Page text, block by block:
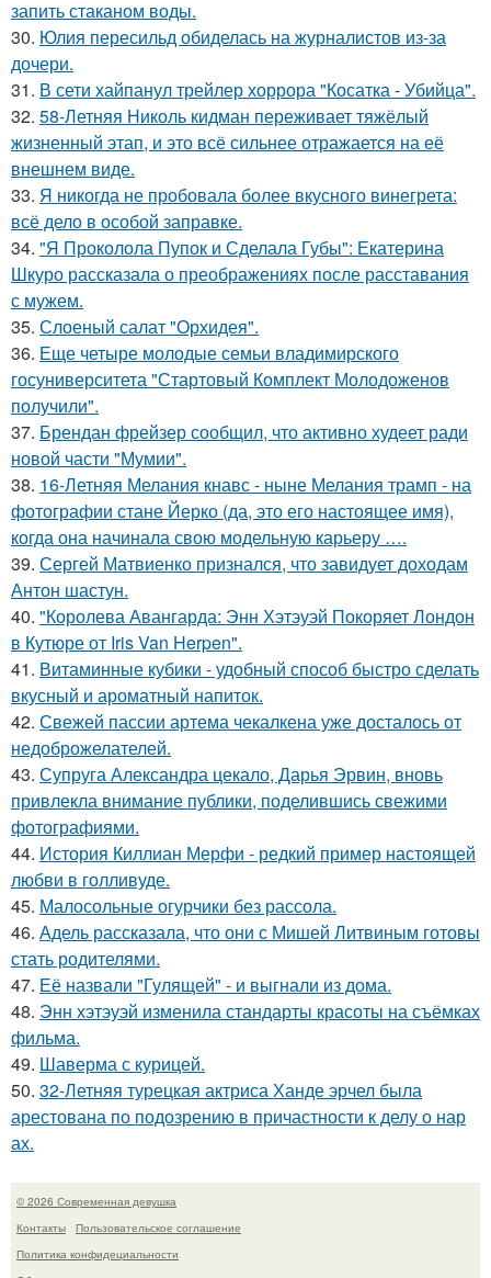
запить стаканом воды.
30. Юлия пересильд обиделась на журналистов из-за
дочери.
31. В сети хайпанул трейлер хоррора "Косатка - Убийца".
32. 58-Летняя Николь кидман переживает тяжёлый
жизненный этап, и это всё сильнее отражается на её
внешнем виде.
33. Я никогда не пробовала более вкусного винегрета:
всё дело в особой заправке.
34. "Я Проколола Пупок и Сделала Губы": Екатерина
Шкуро рассказала о преображениях после расставания
с мужем.
35. Слоеный салат "Орхидея".
36. Еще четыре молодые семьи владимирского
госуниверситета "Стартовый Комплект Молодоженов
получили".
37. Брендан фрейзер сообщил, что активно худеет ради
новой части "Мумии".
38. 16-Летняя Мелания кнавс - ныне Мелания трамп - на
фотографии стане Йерко (да, это его настоящее имя),
когда она начинала свою модельную карьеру ….
39. Сергей Матвиенко признался, что завидует доходам
Антон шастун.
40. "Королева Авангарда: Энн Хэтэуэй Покоряет Лондон
в Кутюре от Iris Van Herpen".
41. Витаминные кубики - удобный способ быстро сделать
вкусный и ароматный напиток.
42. Свежей пассии артема чекалкена уже досталось от
недоброжелателей.
43. Супруга Александра цекало, Дарья Эрвин, вновь
привлекла внимание публики, поделившись свежими
фотографиями.
44. История Киллиан Мерфи - редкий пример настоящей
любви в голливуде.
45. Малосольные огурчики без рассола.
46. Адель рассказала, что они с Мишей Литвиным готовы
стать родителями.
47. Её назвали "Гулящей" - и выгнали из дома.
48. Энн хэтэуэй изменила стандарты красоты на съёмках
фильма.
49. Шаверма с курицей.
50. 32-Летняя турецкая актриса Ханде эрчел была
арестована по подозрению в причастности к делу о нар
ах.
© 2026 Современная девушка
Контакты
Пользовательское соглашение
Политика конфидециальности